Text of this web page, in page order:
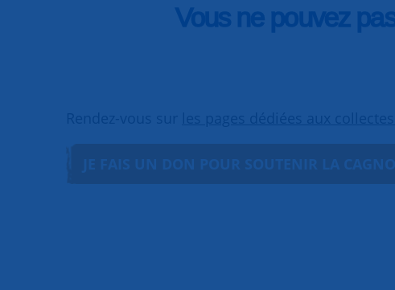
Vous ne pouvez
JE FAIS UN DON POUR SOUTENIR LA